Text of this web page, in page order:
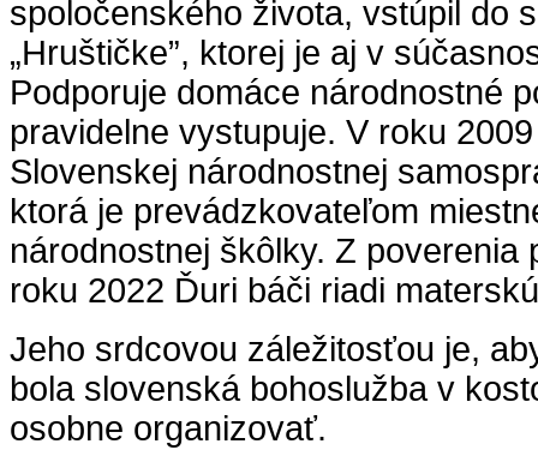
spoločenského života, vstúpil do
„Hruštičke”, ktorej je aj v
Podporuje domáce národnostné
pravidelne vystupuje. V roku
Slovenskej národnostnej
ktorá je prevádzkovateľom
národnostnej škôlky. Z poverenia
roku 2022 Ďuri báči riadi
Jeho srdcovou záležitosťou je,
bola slovenská bohoslužba v
osobne organizovať.